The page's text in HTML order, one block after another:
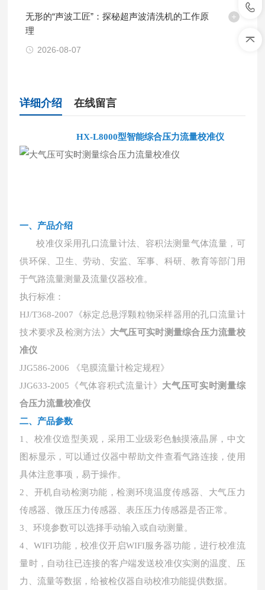
无形的“声波工匠”：探秘超声波清洗机的工作原
理
2026-08-07
详细介绍 在线留言
HX-L8000型智能综合压力流量校准仪
一、产品介绍
校准仪采用孔口流量计法、容积法测量气体流量，可
供环保、卫生、劳动、安监、军事、科研、教育等部门用
于气路流量测量及流量仪器校准。
执行标准：
HJ/T368-2007《标定总悬浮颗粒物采样器用的孔口流量计
技术要求及检测方法》 大气压可实时测量综合压力流量校
准仪
JJG586-2006 《皂膜流量计检定规程》
JJG633-2005《气体容积式流量计》 大气压可实时测量综
合压力流量校准仪
二、 产品参数
1、校准仪造型美观，采用工业级彩色触摸液晶屏，中文
图标显示，可以通过仪器中帮助文件查看气路连接，使用
具体注意事项，易于操作。
2、开机自动检测功能，检测环境温度传感器、大气压力
传感器、微压压力传感器、表压压力传感器是否正常。
3、环境参数可以选择手动输入或自动测量。
4、WIFI功能，校准仪开启WIFI服务器功能，进行校准流
量时，自动往已连接的客户端发送校准仪实测的温度、压
力、流量等数据，给被检仪器自动校准功能提供数据。